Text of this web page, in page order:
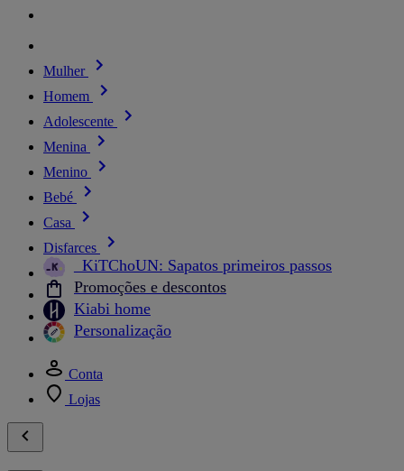
Mulher
Homem
Adolescente
Menina
Menino
Bebé
Casa
Disfarces
_KiTChoUN: Sapatos primeiros passos
Promoções e descontos
Kiabi home
Personalização
Conta
Lojas